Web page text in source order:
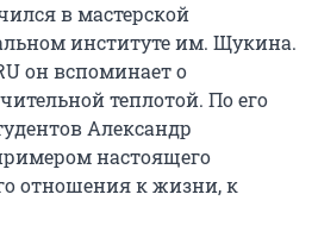
в мастерской
институте им. Щукина.
он вспоминает о
теплотой. По его
Александр
настоящего
отношения к жизни, к